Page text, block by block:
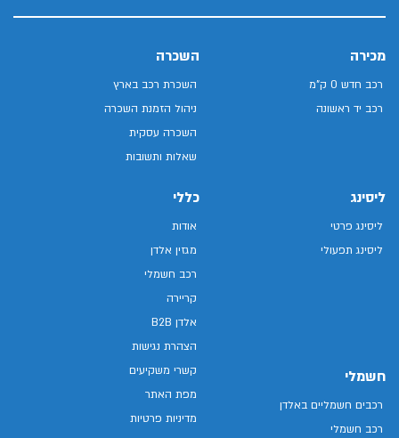
מכירה
רכב חדש 0 ק"מ
רכב יד ראשונה
השכרה
השכרת רכב בארץ
ניהול הזמנת השכרה
השכרה עסקית
שאלות ותשובות
ליסינג
ליסינג פרטי
ליסינג תפעולי
חשמלי
רכבים חשמליים באלדן
רכב חשמלי
כללי
אודות
מגזין אלדן
רכב חשמלי
קריירה
אלדן B2B
הצהרת נגישות
קשרי משקיעים
מפת האתר
מדיניות פרטיות